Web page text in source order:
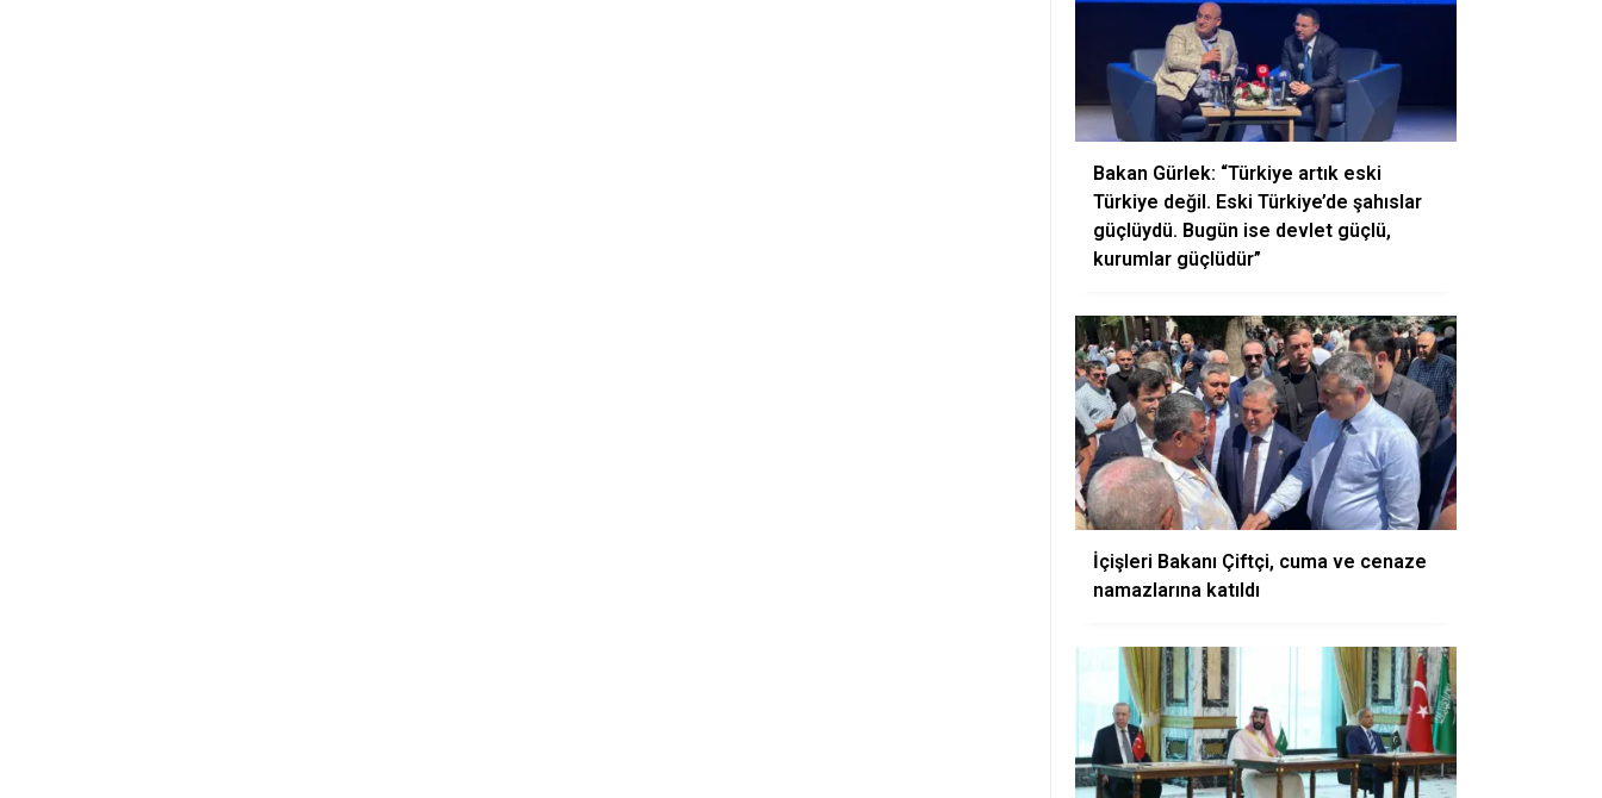
Bakan Gürlek: “Türkiye artık eski
Türkiye değil. Eski Türkiye’de şahıslar
güçlüydü. Bugün ise devlet güçlü,
kurumlar güçlüdür”
İçişleri Bakanı Çiftçi, cuma ve cenaze
namazlarına katıldı